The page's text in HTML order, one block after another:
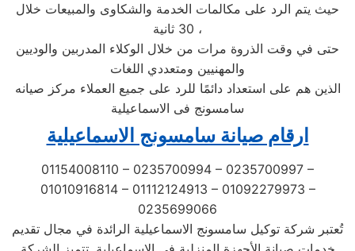
حيث يتم الرد على مكالمات الخدمة والشكاوى والمبيعات خلال
30 ثانية ،
حتى في وقت الذروة مرات من خلال الوكلاء المدربين والوديين
والمهنيين ومتعددي اللغات
الذين هم على استعداد دائمًا للرد على جميع العملاء مركز صيانه
سامسونج فى الاسماعيلية
ارقام صيانة سامسونج الاسماعيلية
01154008110 – 0235700994 – 0235700997 –
01010916814 – 01112124913 – 01092279973 –
0235699066
تُعتبر شركة توكيل سامسونج الاسماعيلية الرائدة في مجال تقديم